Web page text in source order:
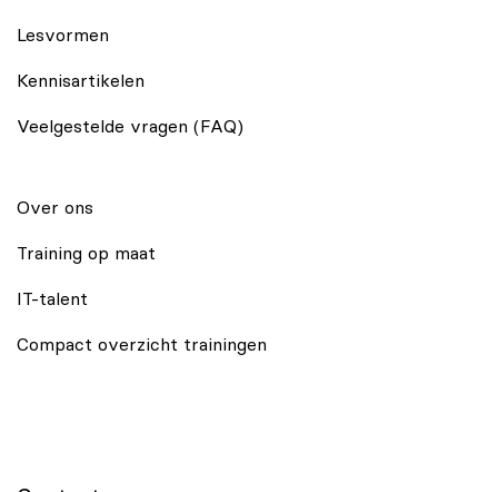
Lesvormen
Kennisartikelen
Veelgestelde vragen (FAQ)
Over ons
Training op maat
IT-talent
Compact overzicht trainingen